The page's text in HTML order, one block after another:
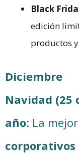
Black
edición
productos
Diciembre
Navidad (25
año: La
corporativos